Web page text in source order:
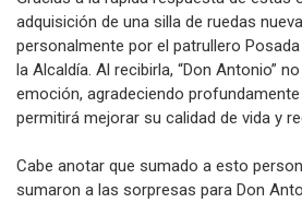
adquisición de una silla de ruedas
personalmente por el patrullero
la Alcaldía. Al recibirla, “Don Antonio”
emoción, agradeciendo
permitirá mejorar su calidad de vida y
Cabe anotar que sumado a esto
sumaron a las sorpresas para Don